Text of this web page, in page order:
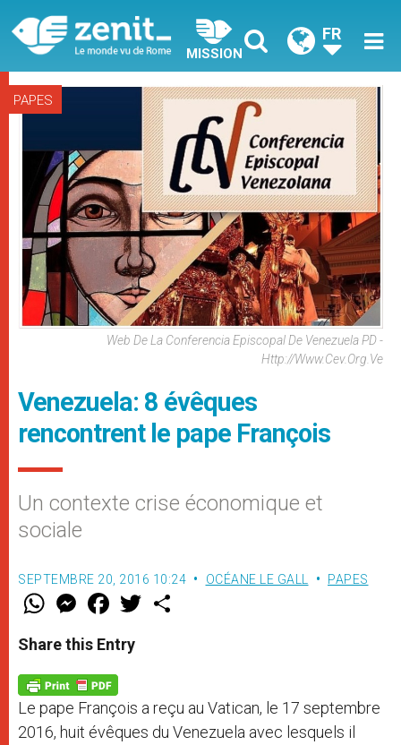
MISSION
FR
PAPES
Web De La Conferencia Episcopal De Venezuela PD -
Http://www.cev.org.ve
Venezuela: 8 évêques
rencontrent le pape François
Un contexte crise économique et
sociale
SEPTEMBRE 20, 2016 10:24 OCÉANE LE GALL PAPES
W
t
s
p
p
M
e
s
e
g
e
r
F
a
e
b
o
k
w
Share this Entry
Le pape François a reçu au Vatican, le 17 septembre
2016, huit évêques du Venezuela avec lesquels il